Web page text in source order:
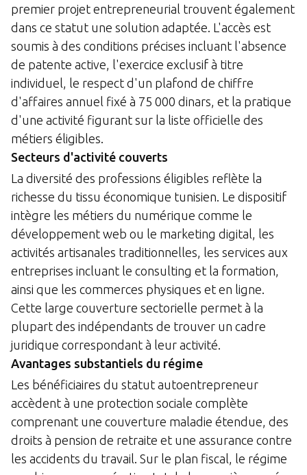
premier projet entrepreneurial trouvent également
dans ce statut une solution adaptée. L'accès est
soumis à des conditions précises incluant l'absence
de patente active, l'exercice exclusif à titre
individuel, le respect d'un plafond de chiffre
d'affaires annuel fixé à 75 000 dinars, et la pratique
d'une activité figurant sur la liste officielle des
métiers éligibles.
Secteurs d'activité couverts
La diversité des professions éligibles reflète la
richesse du tissu économique tunisien. Le dispositif
intègre les métiers du numérique comme le
développement web ou le marketing digital, les
activités artisanales traditionnelles, les services aux
entreprises incluant le consulting et la formation,
ainsi que les commerces physiques et en ligne.
Cette large couverture sectorielle permet à la
plupart des indépendants de trouver un cadre
juridique correspondant à leur activité.
Avantages substantiels du régime
Les bénéficiaires du statut autoentrepreneur
accèdent à une protection sociale complète
comprenant une couverture maladie étendue, des
droits à pension de retraite et une assurance contre
les accidents du travail. Sur le plan fiscal, le régime